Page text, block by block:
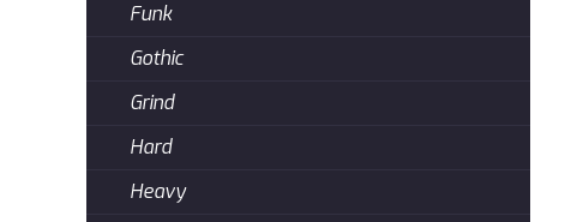
Funk
Gothic
Grind
Hard
Heavy